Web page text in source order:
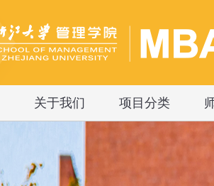
关于我们 项目分类